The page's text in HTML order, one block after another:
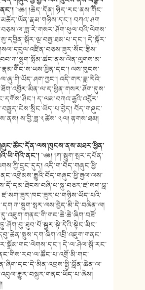
༄༅། །ཆེད་དོན། ཉིད་རང་ནས་༸གོང་
བཀའ་ཤག
དེ་སྐོར་
ལས་ཁུངས་
འདི་གར་ཟླ་རེའི་
ད་ལམ་བཀའ་རྒྱའི་འབྱོར་
བོད་གཞུང་
ས་བྱི་ཟླ་༢ ཚེས་ ༢ ལ། རྟགས་ཐམ།
༄༅། །ཀ་སྦུག་སྤར་དཔོན་
འདི་ག་བོད་གཞུང་ཕྱི་
ཛ་སག་ཟུར་ཁང་ཟུར་པ་གཉིས་ཡོད་པའི་
ཀ་སྦུག་སྤར་ལས་བྱེད་མི་དེ་བཞིན་ལ།
དེ་ལ་ཤེལ་སྒོ་རང་